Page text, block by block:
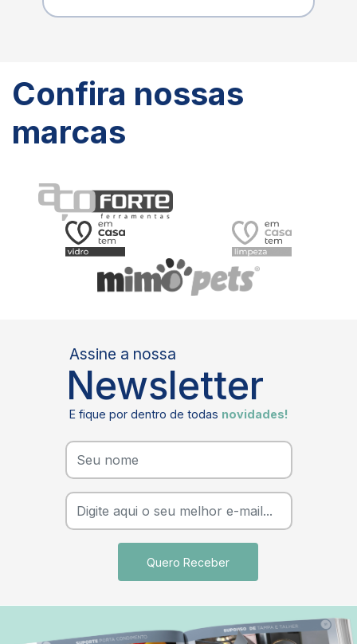
Confira nossas
marcas
Assine a nossa
Newsletter
E fique por dentro de todas novidades!
Quero Receber